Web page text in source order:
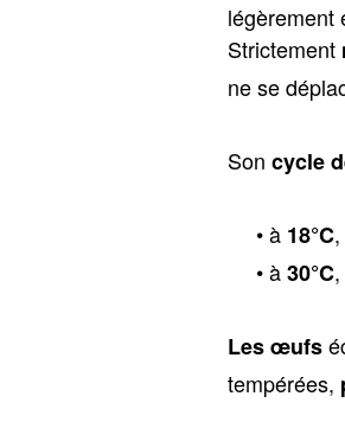
légèrement
Strictement
ne se
Son cycle
à 18°C
à30°C
Les œufs
tempérées,